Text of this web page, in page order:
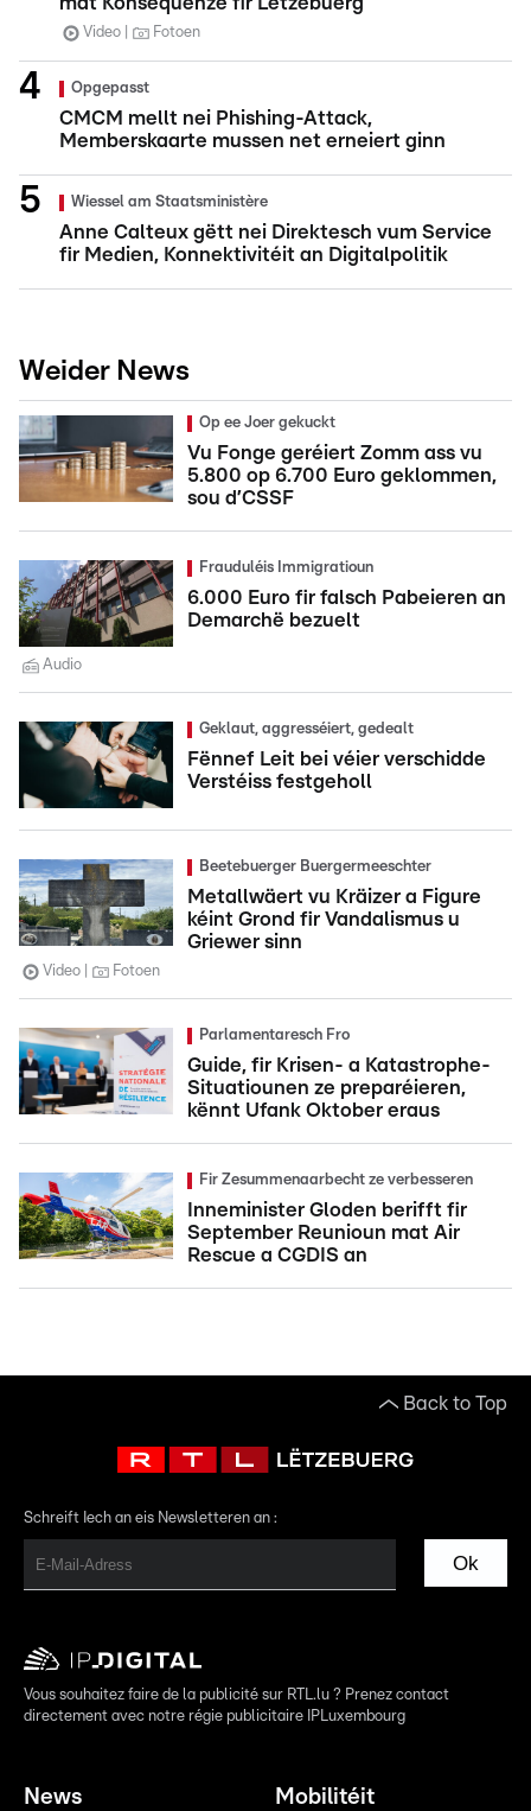
Video Fotoen
Opgepasst
CMCM mellt nei Phishing-Attack,
Memberskaarte mussen net erneiert ginn
Wiessel am Staatsministère
Anne Calteux gëtt nei Direktesch vum Service
fir Medien, Konnektivitéit an Digitalpolitik
Weider News
Op ee Joer gekuckt
Vu Fonge geréiert Zomm ass vu
5.800 op 6.700 Euro geklommen,
sou d’CSSF
Frauduléis Immigratioun
6.000 Euro fir falsch Pabeieren an
Demarchë bezuelt
Audio
Geklaut, aggresséiert, gedealt
Fënnef Leit bei véier verschidde
Verstéiss festgeholl
Beetebuerger Buergermeeschter
Metallwäert vu Kräizer a Figure
kéint Grond fir Vandalismus u
Griewer sinn
Video Fotoen
Parlamentaresch Fro
Guide, fir Krisen- a Katastrophe-
Situatiounen ze preparéieren,
kënnt Ufank Oktober eraus
Fir Zesummenaarbecht ze verbesseren
Inneminister Gloden berifft fir
September Reunioun mat Air
Rescue a CGDIS an
Back to Top
Schreift Iech an eis Newsletteren an :
Ok
Vous souhaitez faire de la publicité sur RTL.lu ? Prenez contact
directement avec notre régie publicitaire IPLuxembourg
News Mobilitéit